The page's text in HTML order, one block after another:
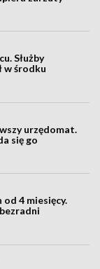
Służby
w środku
urzędomat.
się go
4 miesięcy.